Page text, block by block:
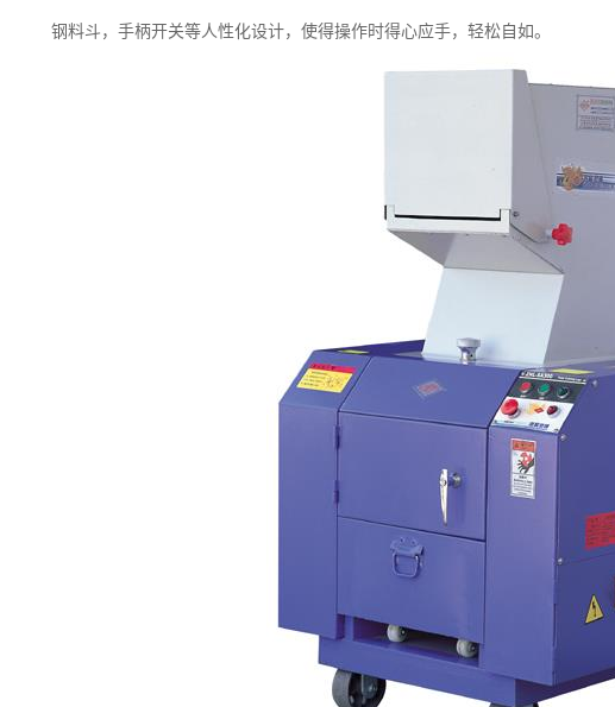
钢料斗，手柄开关等人性化设计，使得操作时得心应手，轻松自如。